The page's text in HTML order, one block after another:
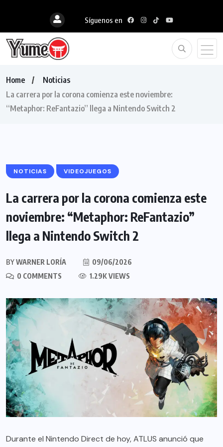
Síguenos en
Home
Noticias
La carrera por la corona comienza este noviembre:
“Metaphor: ReFantazio” llega a Nintendo Switch 2
NOTICIAS VIDEOJUEGOS
La carrera por la corona comienza este
noviembre: “Metaphor: ReFantazio”
llega a Nintendo Switch 2
BYWARNER LORÍA
09/06/2026
0 COMMENTS
1.29K VIEWS
Durante el Nintendo Direct de hoy, ATLUS anunció que